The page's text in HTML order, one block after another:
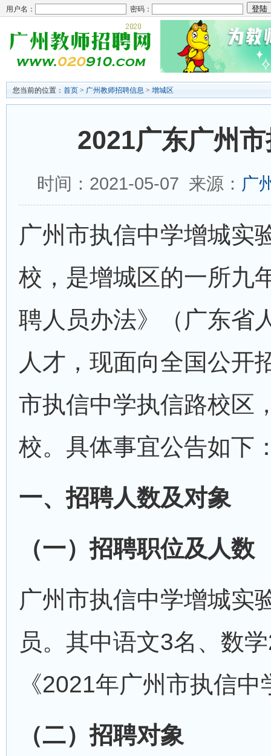
用户名： 密码：
您当前的位置： 首页 > 广州教师招聘信息 > 增城区
2021广东广州
时间：2021-05-07 来源： 广
广州市执信中学增城实
校，是增城区的一所九
聘人员办法》（广东省
人才，现面向全国公开
市执信中学执信路校区
校。具体事宜公告如下
一、招聘人数及对象
（一）招聘职位及人数
广州市执信中学增城实
员。其中语文3名、数
《2021年广州市执信
（二）招聘对象